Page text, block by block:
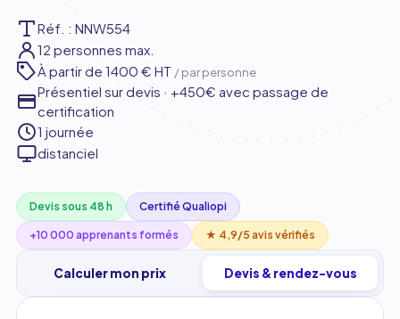
Réf. : NNW554
12 personnes max.
À partir de 1400 € HT / par personne
Présentiel sur devis · +450€ avec passage de
certification
1 journée
distanciel
Devis sous 48 h Certifié Qualiopi
+10 000 apprenants formés ★ 4,9/5 avis vérifiés
Calculer mon prix Devis & rendez-vous